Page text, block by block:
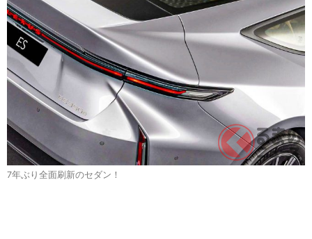
7年ぶり全面刷新のセダン！